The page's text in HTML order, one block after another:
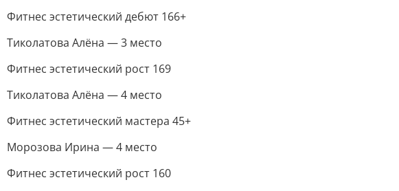
Фитнес эстетический дебют 166+
Тиколатова Алёна — 3 место
Фитнес эстетический рост 169
Тиколатова Алёна — 4 место
Фитнес эстетический мастера 45+
Морозова Ирина — 4 место
Фитнес эстетический рост 160